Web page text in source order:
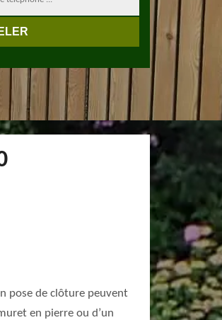
pose de clôture peuvent
en pierre ou d’un